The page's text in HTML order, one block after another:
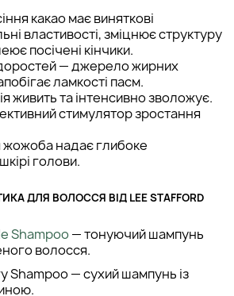
какао має виняткові
властивості, зміцнює структуру
посічені кінчики.
— джерело жирних
ламкості пасм.
живить та інтенсивно зволожує.
стимулятор зростання
жожоба надає глибоке
голови.
ДЛЯ ВОЛОССЯ ВІД LEE STAFFORD
Shampoo— тонуючий шампунь
волосся.
Shampoo — сухий шампунь із